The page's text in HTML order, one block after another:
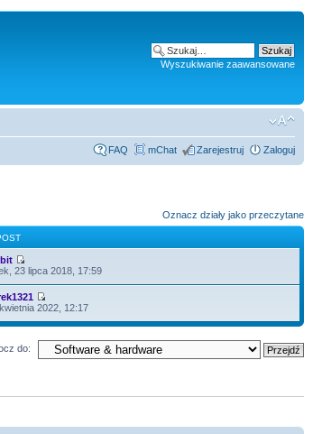
Wyszukiwanie zaawansowane
FAQ mChat Zarejestruj Zaloguj
Oznacz działy jako przeczytane
23 lipca 2018, 17:59
2022, 12:17
do: